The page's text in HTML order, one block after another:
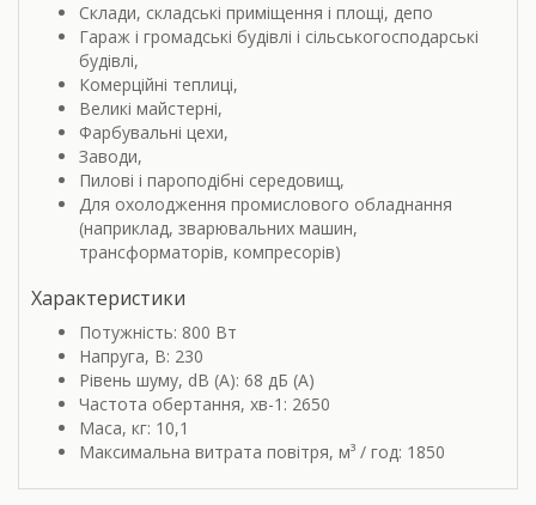
Склади, складські приміщення і площі, депо
Гараж і громадські будівлі і сільськогосподарські
будівлі,
Комерційні теплиці,
Великі майстерні,
Фарбувальні цехи,
Заводи,
Пилові і пароподібні середовищ,
Для охолодження промислового обладнання
(наприклад, зварювальних машин,
трансформаторів, компресорів)
Характеристики
Потужність: 800 Вт
Напруга, В: 230
Рівень шуму, dB (A): 68 дБ (А)
Частота обертання, хв-1: 2650
Маса, кг: 10,1
Максимальна витрата повітря, м³ / год: 1850